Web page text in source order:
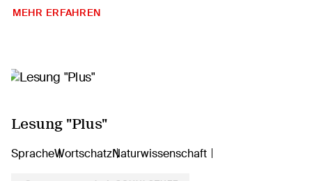
MEHR ERFAHREN
Lesung "Plus"
SpracheWortschatzNaturwissenschaft